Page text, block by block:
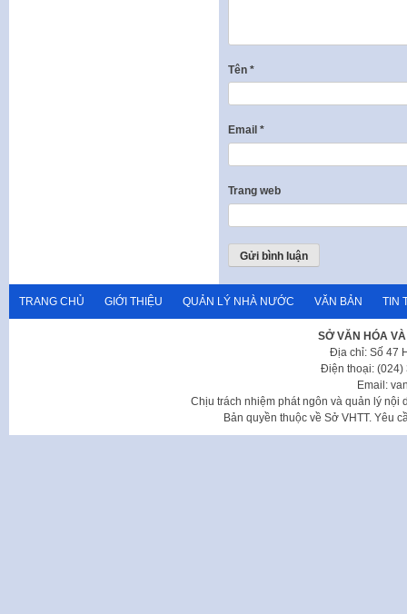
Tên *
Email *
Trang web
TRANG CHỦ GIỚI THIỆU QUẢN LÝ NHÀ NƯỚC VĂN BẢN TIN
SỞ VĂN HÓA
Địa chỉ: Số 47
Điện thoại: (024)
Email:
Chịu trách nhiệm phát ngôn và quản lý nội
Bản quyền thuộc về Sở VHTT. Yêu